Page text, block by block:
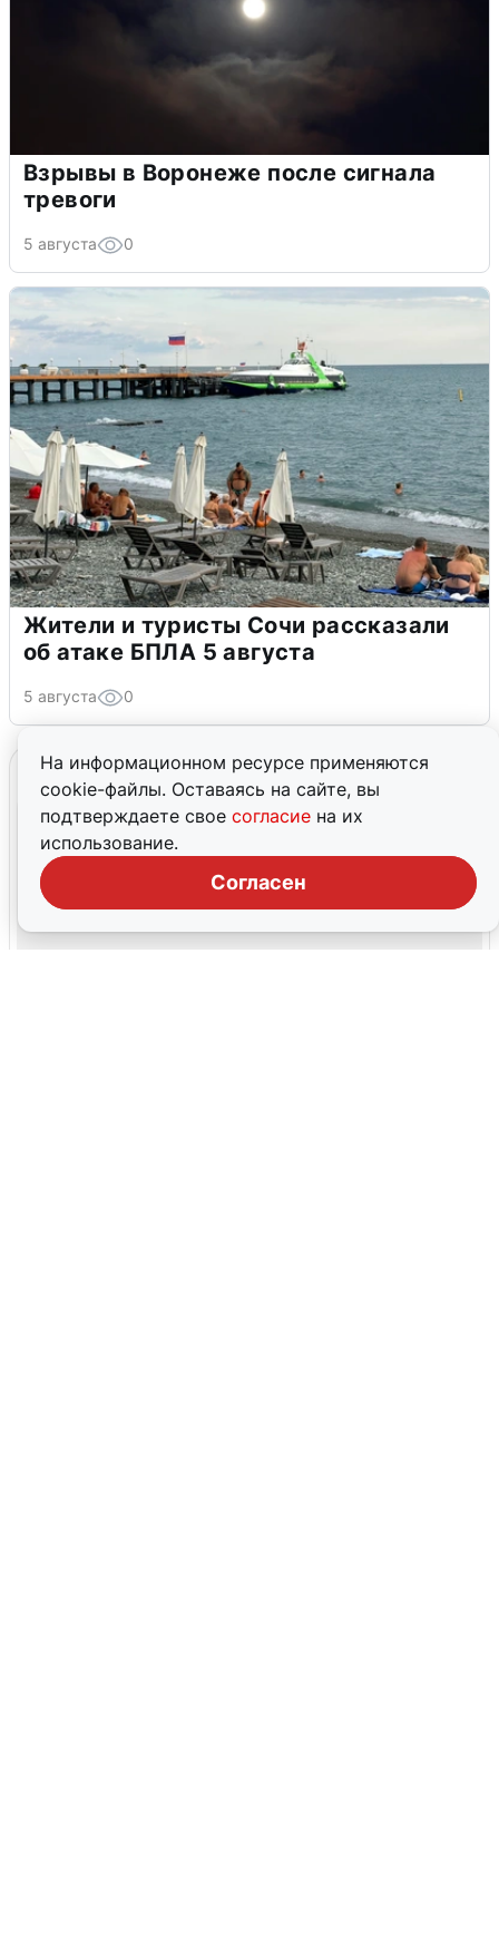
На информационном ресурсе применяются
cookie-файлы. Оставаясь на сайте, вы
подтверждаете свое согласие на их
использование.
Согласен
Взрывы в Воронеже после сигнала
тревоги
5 августа 0
Жители и туристы Сочи рассказали
об атаке БПЛА 5 августа
5 августа 0